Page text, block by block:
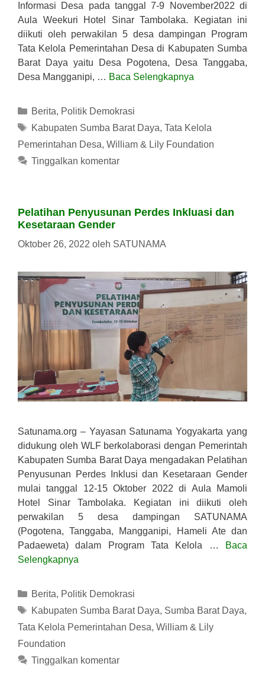
Informasi Desa pada tanggal 7-9 November2022 di
Aula Weekuri Hotel Sinar Tambolaka. Kegiatan ini
diikuti oleh perwakilan 5 desa dampingan Program
Tata Kelola Pemerintahan Desa di Kabupaten Sumba
Barat Daya yaitu Desa Pogotena, Desa Tanggaba,
Desa Mangganipi, … Baca Selengkapnya
Kategori
Berita, Politik Demokrasi
Tag
Kabupaten Sumba Barat Daya, Tata Kelola
Pemerintahan Desa, William & Lily Foundation
Tinggalkan komentar
Pelatihan Penyusunan Perdes Inkluasi dan
Kesetaraan Gender
Oktober 26, 2022 oleh SATUNAMA
Satunama.org – Yayasan Satunama Yogyakarta yang
didukung oleh WLF berkolaborasi dengan Pemerintah
Kabupaten Sumba Barat Daya mengadakan Pelatihan
Penyusunan Perdes Inklusi dan Kesetaraan Gender
mulai tanggal 12-15 Oktober 2022 di Aula Mamoli
Hotel Sinar Tambolaka. Kegiatan ini diikuti oleh
perwakilan 5 desa dampingan SATUNAMA
(Pogotena, Tanggaba, Mangganipi, Hameli Ate dan
Padaeweta) dalam Program Tata Kelola …
Baca
Selengkapnya
Kategori
Berita, Politik Demokrasi
Tag
Kabupaten Sumba Barat Daya, Sumba Barat Daya,
Tata Kelola Pemerintahan Desa, William & Lily
Foundation
Tinggalkan komentar